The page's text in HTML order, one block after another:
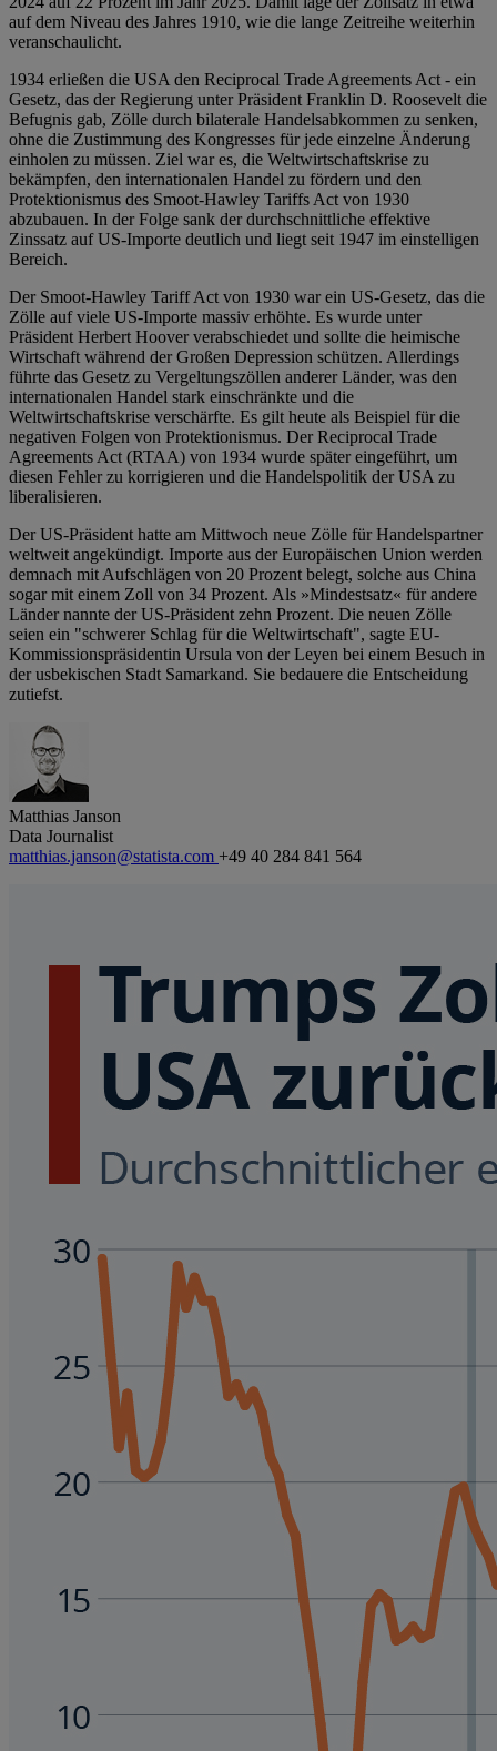
auf dem Niveau des Jahres 1910, wie die lange Zeitreihe weiterhin
veranschaulicht.
1934 erließen die USA den Reciprocal Trade Agreements Act - ein
Gesetz, das der Regierung unter Präsident Franklin D. Roosevelt die
Befugnis gab, Zölle durch bilaterale Handelsabkommen zu senken,
ohne die Zustimmung des Kongresses für jede einzelne Änderung
einholen zu müssen. Ziel war es, die Weltwirtschaftskrise zu
bekämpfen, den internationalen Handel zu fördern und den
Protektionismus des Smoot-Hawley Tariffs Act von 1930
abzubauen. In der Folge sank der durchschnittliche effektive
Zinssatz auf US-Importe deutlich und liegt seit 1947 im einstelligen
Bereich.
Der Smoot-Hawley Tariff Act von 1930 war ein US-Gesetz, das die
Zölle auf viele US-Importe massiv erhöhte. Es wurde unter
Präsident Herbert Hoover verabschiedet und sollte die heimische
Wirtschaft während der Großen Depression schützen. Allerdings
führte das Gesetz zu Vergeltungszöllen anderer Länder, was den
internationalen Handel stark einschränkte und die
Weltwirtschaftskrise verschärfte. Es gilt heute als Beispiel für die
negativen Folgen von Protektionismus. Der Reciprocal Trade
Agreements Act (RTAA) von 1934 wurde später eingeführt, um
diesen Fehler zu korrigieren und die Handelspolitik der USA zu
liberalisieren.
Der US-Präsident hatte am Mittwoch neue Zölle für Handelspartner
weltweit angekündigt. Importe aus der Europäischen Union werden
demnach mit Aufschlägen von 20 Prozent belegt, solche aus China
sogar mit einem Zoll von 34 Prozent. Als »Mindestsatz« für andere
Länder nannte der US-Präsident zehn Prozent. Die neuen Zölle
seien ein "schwerer Schlag für die Weltwirtschaft", sagte EU-
Kommissionspräsidentin Ursula von der Leyen bei einem Besuch in
der usbekischen Stadt Samarkand. Sie bedauere die Entscheidung
zutiefst.
Matthias Janson
Data Journalist
matthias.janson@statista.com +49 40 284 841 564